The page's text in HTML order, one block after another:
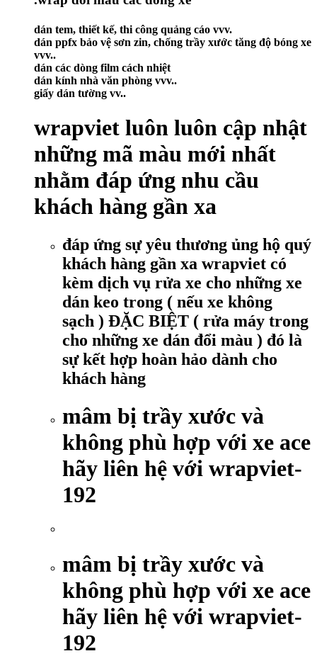
dán tem, thiết kế, thi công quảng cáo vvv.
dán ppfx bảo vệ sơn zin, chống trầy xước tăng độ bóng xe
vvv..
dán các dòng film cách nhiệt
dán kính nhà văn phòng vvv..
giấy dán tường vv..
wrapviet luôn luôn cập nhật
những mã màu mới nhất
nhằm đáp ứng nhu cầu
khách hàng gần xa
đáp ứng sự yêu thương ủng hộ quý
khách hàng gần xa wrapviet có
kèm dịch vụ rửa xe cho những xe
dán keo trong ( nếu xe không
sạch ) ĐẶC BIỆT ( rửa máy trong
cho những xe dán đổi màu ) đó là
sự kết hợp hoàn hảo dành cho
khách hàng
mâm bị trầy xước và
không phù hợp với xe ace
hãy liên hệ với wrapviet-
192
mâm bị trầy xước và
không phù hợp với xe ace
hãy liên hệ với wrapviet-
192